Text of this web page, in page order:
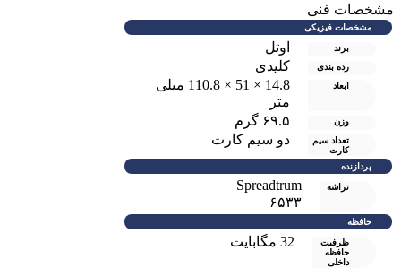
مشخصات فنی
مشخصات فیزیکی
برند اوتل
رده بندی کلیدی
ابعاد
14.8 × 51 × 110.8 ميلی
متر
وزن ۶۹.۵ گرم
تعداد سیم
کارت
دو سيم کارت
پردازنده
تراشه
Spreadtrum
۶۵۳۳
حافظه
ظرفیت
حافظه
داخلی
32 مگابایت